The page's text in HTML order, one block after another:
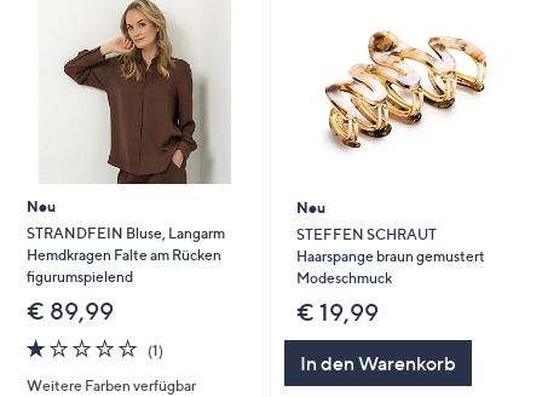
Neu
STRANDFEIN Bluse, Langarm
Hemdkragen Falte am Rücken
figurumspielend
€ 89,99
1.0
von
5
(1)1
Weitere Farben verfügbar
Neu
STEFFEN SCHRAUT
Haarspange braun gemustert
Modeschmuck
€ 19,99
In den Warenkorb